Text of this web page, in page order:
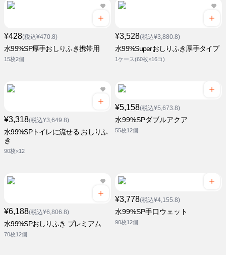
¥428(税込¥470.8)
水99%SP厚手おしりふき携帯用
15枚2個
¥3,528(税込¥3,880.8)
水99%Superおしりふき厚手タイプ
1ケース(60枚×16コ)
¥3,318(税込¥3,649.8)
水99%SPトイレに流せる おしりふ
き
90枚×12
¥5,158(税込¥5,673.8)
水99%SPダブルアクア
55枚12個
¥6,188(税込¥6,806.8)
水99%SPおしりふき プレミアム
70枚12個
¥3,778(税込¥4,155.8)
水99%SP手口ウェット
90枚12個